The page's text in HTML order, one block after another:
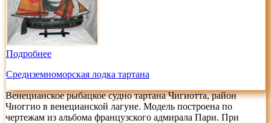
Подробнее
Средиземноморская лодка тартана
Венецианское рыбацкое судно тартана Чигиотта, район
Чиоггио в венецианской лагуне. Модель построена по
чертежам из альбома французского адмирала Пари. При